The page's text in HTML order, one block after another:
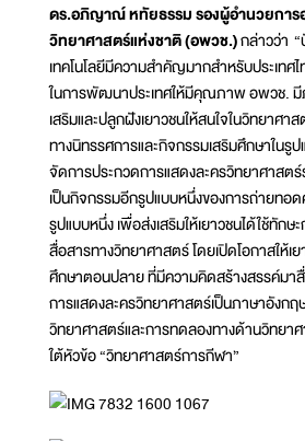
ดร.อภิญาณ์ หทัยธรรม รองผู้อำนวยกา
วิทยาศาสตร์แห่งชาติ (อพวช.)กล่าวว่า
เทคโนโลยีมีความสำคัญมากสำหรับประเทศ
ในการพัฒนาประเทศให้มีคุณภาพ อพวช. มี
เสริมและปลูกฝังเยาวชนให้สนใจในวิทยาศา
ทางนิทรรศการและกิจกรรมเสริมศึกษาในรู
จัดการประกวดการแสดงละครวิทยาศาสตร์
เป็นกิจกรรมอีกรูปแบบหนึ่งของการถ่ายทอ
รูปแบบหนึ่ง เพื่อส่งเสริมให้เยาวชนได้ใช้ทักษ
สื่อสารทางวิทยาศาสตร์ โดยเปิดโอกาสให้เ
ศึกษาตอนปลาย ที่มีความคิดสร้างสรรค์มา
การแสดงละครวิทยาศาสตร์เป็นภาษาอังก
วิทยาศาสตร์และการทดลองทางด้านวิทย
ใต้หัวข้อ “วิทยาศาสตร์การกีฬา”